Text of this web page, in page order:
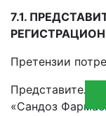
7.1.
Претензии
«Сандоз